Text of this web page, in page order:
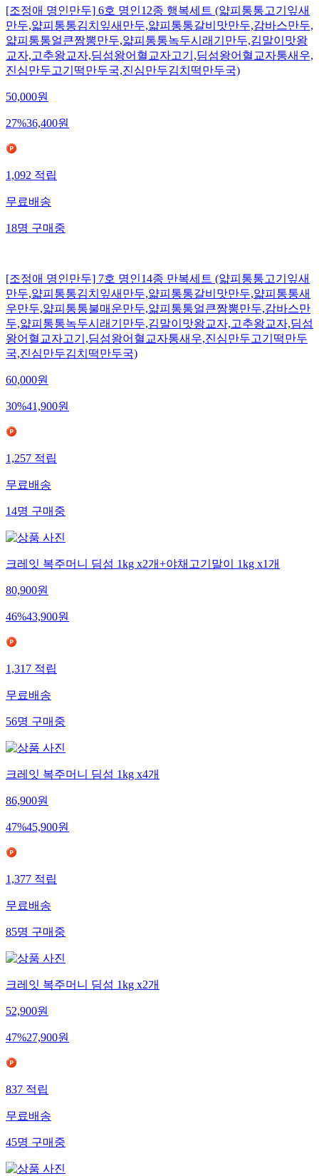
[조정애 명인만두] 6호 명인12종 행복세트 (얇피통통고기잎새
만두,얇피통통김치잎새만두,얇피통통갈비맛만두,감바스만두,
얇피통통얼큰짬뽕만두,얇피통통녹두시래기만두,김말이맛왕
교자,고추왕교자,딤섬왕어혈교자고기,딤섬왕어혈교자통새우,
진심만두고기떡만두국,진심만두김치떡만두국)
50,000원
27%36,400원
1,092적립
무료배송
18명구매중
[조정애 명인만두] 7호 명인14종 만복세트 (얇피통통고기잎새
만두,얇피통통김치잎새만두,얇피통통갈비맛만두,얇피통통새
우만두,얇피통통불매운만두,얇피통통얼큰짬뽕만두,감바스만
두,얇피통통녹두시래기만두,김말이맛왕교자,고추왕교자,딤섬
왕어혈교자고기,딤섬왕어혈교자통새우,진심만두고기떡만두
국,진심만두김치떡만두국)
60,000원
30%41,900원
1,257적립
무료배송
14명구매중
크레잇 복주머니 딤섬 1kg x2개+야채고기말이 1kg x1개
80,900원
46%43,900원
1,317적립
무료배송
56명구매중
크레잇 복주머니 딤섬 1kg x4개
86,900원
47%45,900원
1,377적립
무료배송
85명구매중
크레잇 복주머니 딤섬 1kg x2개
52,900원
47%27,900원
837적립
무료배송
45명구매중